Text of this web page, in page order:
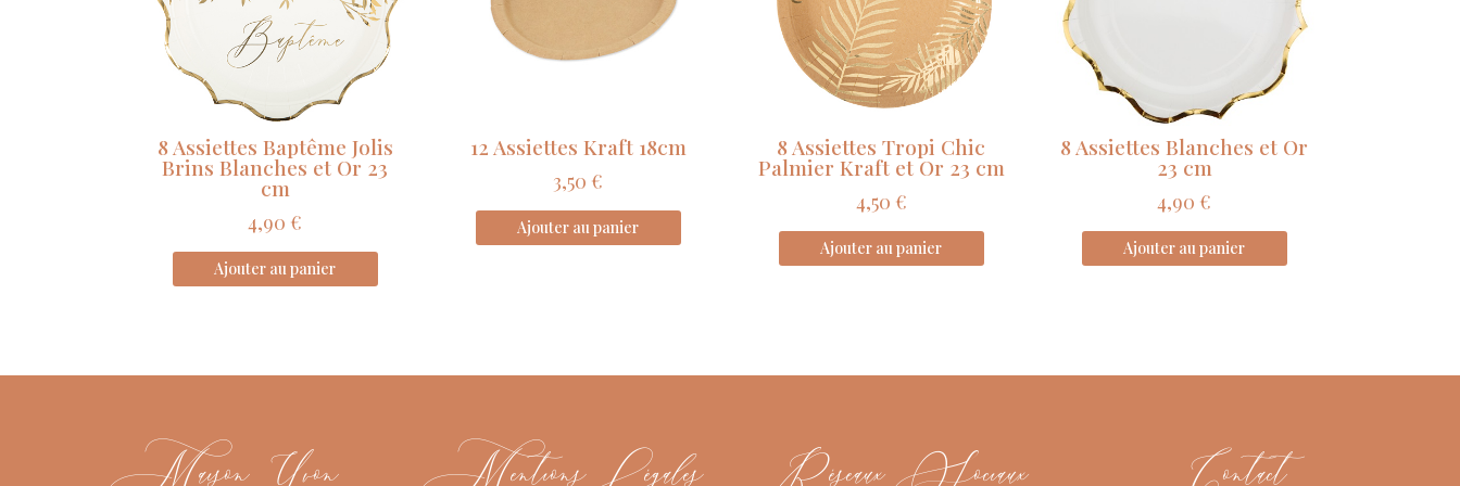
8 Assiettes Baptême Jolis
Brins Blanches et Or 23
cm
4,90 €
Ajouter au panier
12 Assiettes Kraft 18cm
3,50 €
Ajouter au panier
8 Assiettes Tropi Chic
Palmier Kraft et Or 23 cm
4,50 €
Ajouter au panier
8 Assiettes Blanches et Or
23 cm
4,90 €
Ajouter au panier